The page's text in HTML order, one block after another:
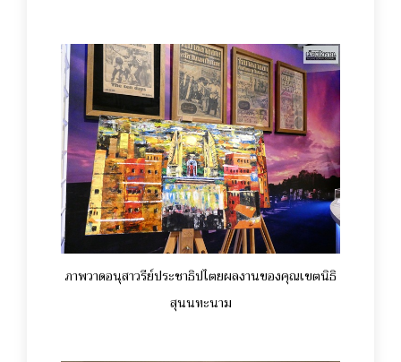
ภาพวาดอนุสาวรีย์ประชาธิปไตยผลงานของคุณเขตนิธิ
สุนนทะนาม